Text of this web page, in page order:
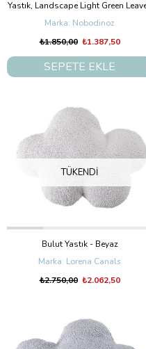
Yastık, Landscape Light Green
Nobodinoz
₺1.387,50
₺1.850,00
SEPETE EKLE
TÜKENDI
Bulut Yastık - Beyaz
Lorena Canals
₺2.062,50
₺2.750,00